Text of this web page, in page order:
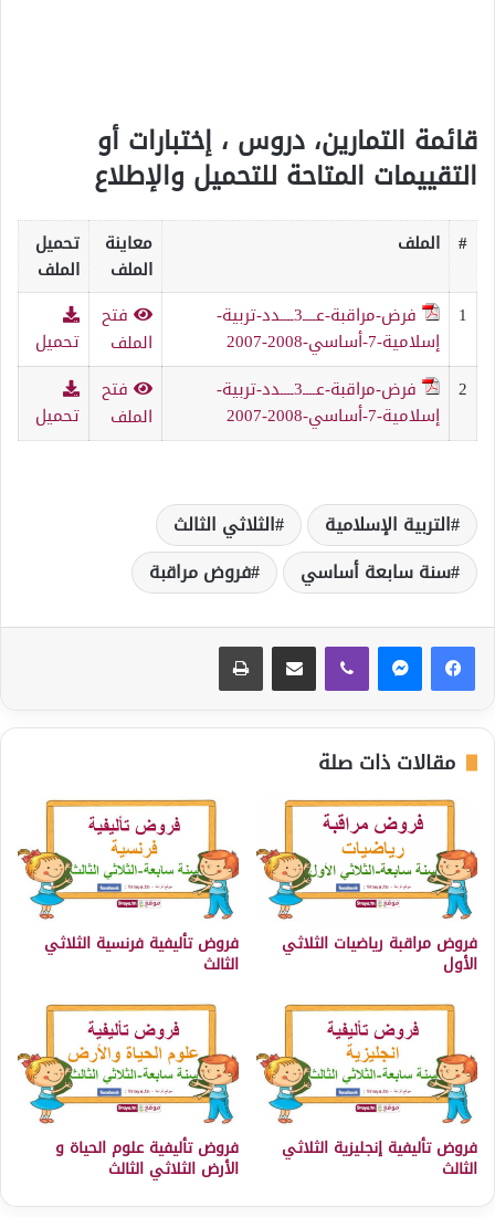
قائمة التمارين، دروس ، إختبارات أو
التقييمات المتاحة للتحميل والإطلاع
# الملف
معاينة
الملف
تحميل
الملف
1
فرض-مراقبة-عــــ3ــــدد-تربية-
إسلامية-7-أساسي-2008-2007
فتح
الملف
تحميل
2
فرض-مراقبة-عــــ3ــــدد-تربية-
إسلامية-7-أساسي-2008-2007
فتح
الملف
تحميل
التربية الإسلامية
الثلاثي الثالث
سنة سابعة أساسي
فروض مراقبة
مقالات ذات صلة
فروض مراقبة رياضيات الثلاثي
الأول
فروض تأليفية فرنسية الثلاثي
الثالث
فروض تأليفية إنجليزية الثلاثي
الثالث
فروض تأليفية علوم الحياة و
الأرض الثلاثي الثالث